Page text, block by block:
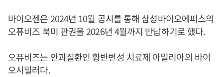
바이오젠은 2024년 10월 공시를 통해 삼성바이오에피스의
오퓨비즈 북미 판권을 2026년 4월까지 반납하기로 했다.
오퓨비즈는 안과질환인 황반변성 치료제 아일리아의 바이
오시밀러다.